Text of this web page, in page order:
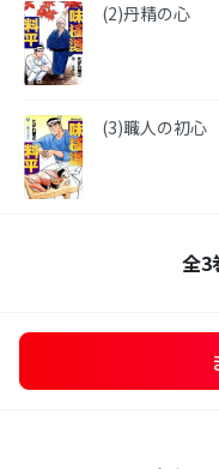
(2)丹精の心
(3)職人の初心
全3